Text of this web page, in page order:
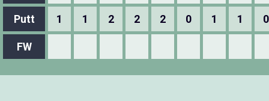
Putt 1 1 2 2 2 0 1 1 0
FW